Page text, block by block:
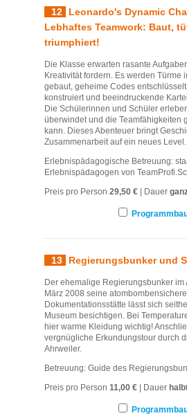
12
Leonardo's Dynamic
Lebhaftes Teamwork: Baut,
triumphiert!
Die Klasse erwarten rasante
Kreativität fordern. Es werden Türme
gebaut, geheime Codes
konstruiert und beeindruckende
Die Schülerinnen und Schüler
überwindet und die Teamfähigkeiten
kann. Dieses Abenteuer bringt
Zusammenarbeit auf ein neues Level.
Erlebnispädagogische Betreuung:
Erlebnispädagogen von
Preis pro Person 29,50 € | Dauer
13 Regierungsbunker und
Der ehemalige Regierungsbunker im
März 2008 seine
Dokumentationsstätte lässt sich
Museum besichtigen. Bei
hier warme Kleidung wichtig!
vergnügliche Erkundungstour durch
Ahrweiler.
Betreuung: Guide des
Preis pro Person 11,00 € | Dauer